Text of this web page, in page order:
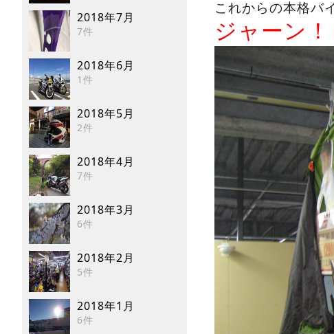
2018年7月
7件
2018年6月
1件
2018年5月
2件
2018年4月
7件
2018年3月
6件
2018年2月
5件
2018年1月
6件
これからの本格バ
ジャーン！